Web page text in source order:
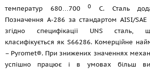
температур 680…7000
С. Сталь
Позначення А-286 за стандартом AISI/
згідно специфікації UNS сталь,
класифікується як S66286. Комерційне
– Pyromet®. При знижених значеннях
успішно працює і в умовах більш